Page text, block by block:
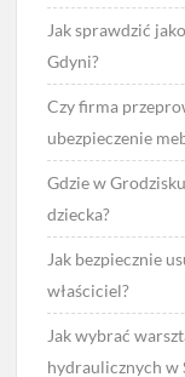
Jak sprawdzić
Gdyni?
Czy firma
ubezpieczenie
Gdzie w
dziecka?
Jak bezpiecznie
właściciel?
Jak wybrać
hydraulicznych w